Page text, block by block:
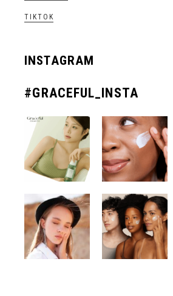
TIKTOK
INSTAGRAM
#GRACEFUL_INSTA